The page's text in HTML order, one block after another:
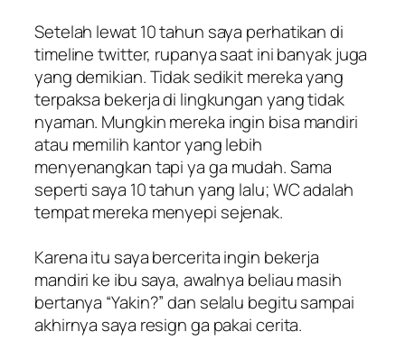
Setelah lewat 10 tahun saya perhatikan di
timeline twitter, rupanya saat ini banyak juga
yang demikian. Tidak sedikit mereka yang
terpaksa bekerja di lingkungan yang tidak
nyaman. Mungkin mereka ingin bisa mandiri
atau memilih kantor yang lebih
menyenangkan tapi ya ga mudah. Sama
seperti saya 10 tahun yang lalu; WC adalah
tempat mereka menyepi sejenak.
Karena itu saya bercerita ingin bekerja
mandiri ke ibu saya, awalnya beliau masih
bertanya “Yakin?” dan selalu begitu sampai
akhirnya saya resign ga pakai cerita.